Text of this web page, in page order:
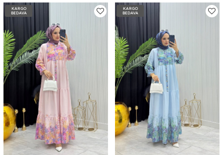
KARGO
BEDAVA
KARGO
BEDAVA